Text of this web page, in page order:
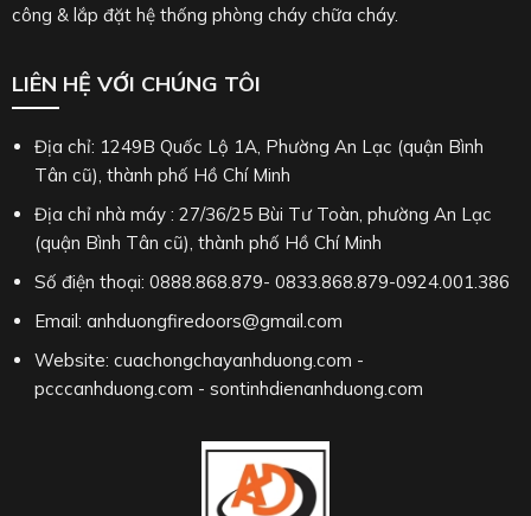
công & lắp đặt hệ thống phòng cháy chữa cháy.
LIÊN HỆ VỚI CHÚNG TÔI
Địa chỉ: 1249B Quốc Lộ 1A, Phường An Lạc (quận Bình
Tân cũ), thành phố Hồ Chí Minh
Địa chỉ nhà máy : 27/36/25 Bùi Tư Toàn, phường An Lạc
(quận Bình Tân cũ), thành phố Hồ Chí Minh
Số điện thoại: 0888.868.879- 0833.868.879-0924.001.386
Email: anhduongfiredoors@gmail.com
Website: cuachongchayanhduong.com -
pcccanhduong.com - sontinhdienanhduong.com